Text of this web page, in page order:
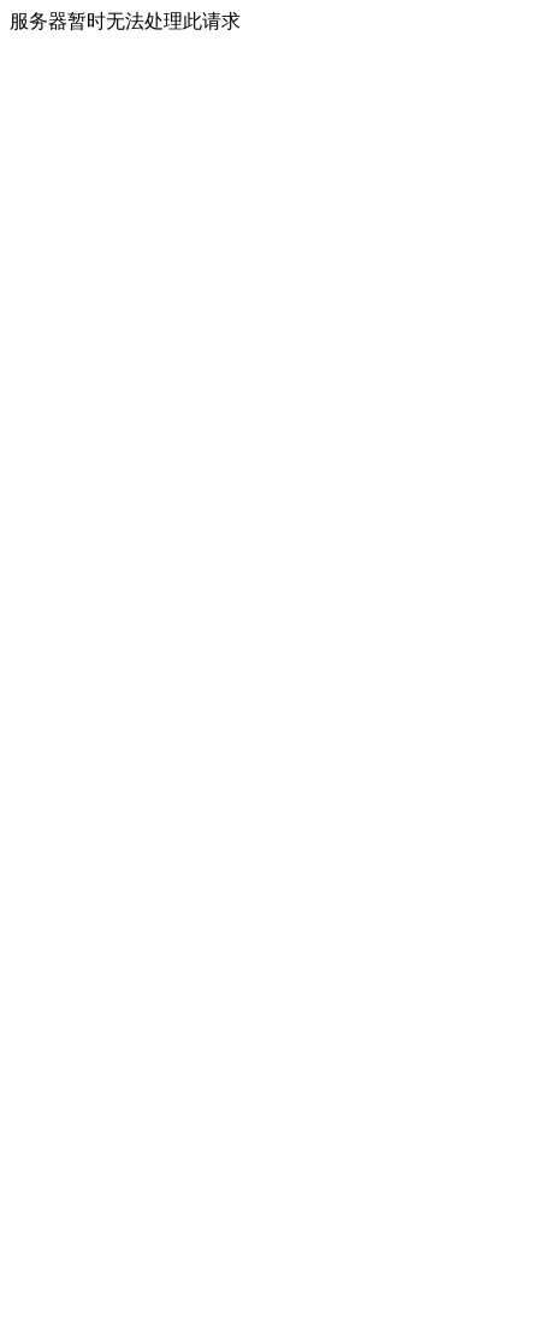
服务器暂时无法处理此请求